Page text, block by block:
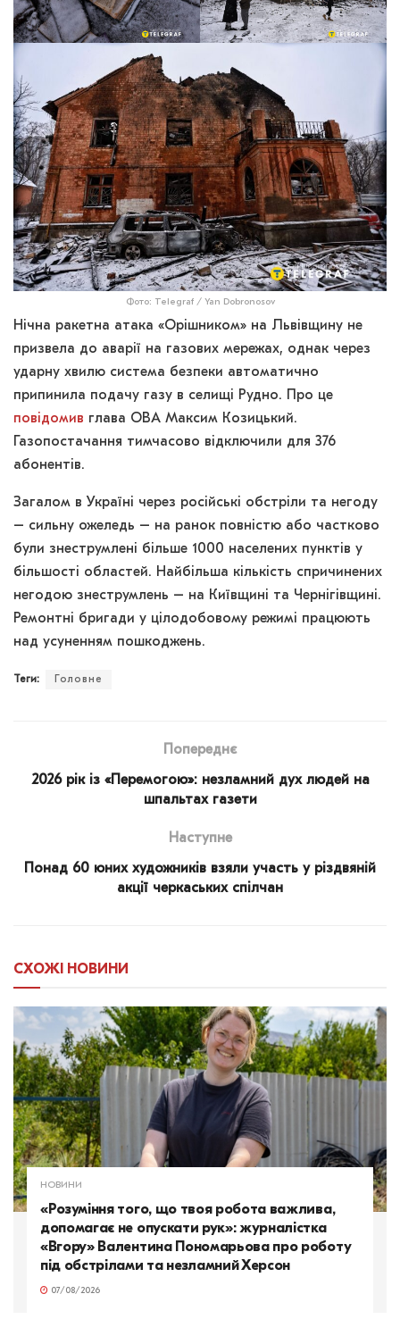
Фото: Telegraf / Yan Dobronosov
Нічна ракетна атака «Орішником» на Львівщину не
призвела до аварії на газових мережах, однак через
ударну хвилю система безпеки автоматично
припинила подачу газу в селищі Рудно. Про це
повідомив глава ОВА Максим Козицький.
Газопостачання тимчасово відключили для 376
абонентів.
Загалом в Україні через російські обстріли та негоду
– сильну ожеледь – на ранок повністю або частково
були знеструмлені більше 1000 населених пунктів у
більшості областей. Найбільша кількість спричинених
негодою знеструмлень – на Київщині та Чернігівщині.
Ремонтні бригади у цілодобовому режимі працюють
над усуненням пошкоджень.
Теги: Головне
Попереднє
2026 рік із «Перемогою»: незламний дух людей на
шпальтах газети
Наступне
Понад 60 юних художників взяли участь у різдвяній
акції черкаських спілчан
СХОЖІ НОВИНИ
НОВИНИ
«Розуміння того, що твоя робота важлива,
допомагає не опускати рук»: журналістка
«Вгору» Валентина Пономарьова про роботу
під обстрілами та незламний Херсон
07/08/2026